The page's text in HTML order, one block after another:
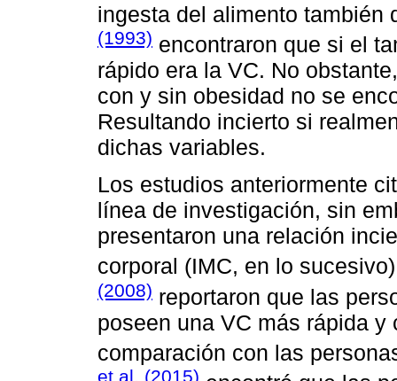
ingesta del alimento
(1993) encontraron que si el
rápido era la VC. No
con y sin obesidad no se
Resultando incierto si
dichas variables.
Los estudios anteriormente
línea de investigación, sin
presentaron una relación
corporal (IMC, en lo
(2008) reportaron que las
poseen una VC más rápida
comparación con las
et al. (2015)